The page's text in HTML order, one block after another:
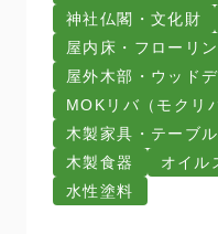
神社仏閣・文化財
屋内床・フローリ
屋外木部・ウッド
MOKリバ（モクリ
木製家具・テーブ
木製食器
オイル
水性塗料